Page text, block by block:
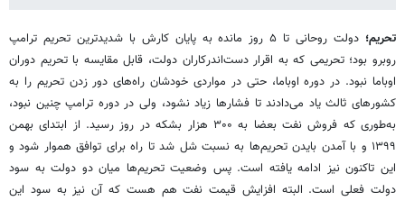
تحریم؛
دولت روحانی تا ۵ روز مانده به پایان کارش با شدیدترین تحریم ترامپ
روبرو بود؛ تحریمی که به اقرار دست‌اندرکاران دولت، قابل مقایسه با تحریم دوران
اوباما نبود. در دوره اوباما، حتی در مواردی خودشان راه‌های دور زدن تحریم را به
کشورهای ثالث یاد می‌دادند تا فشارها زیاد نشود، ولی در دوره ترامپ چنین نبود،
به‌طوری که فروش نفت بعضا به ۳۰۰ هزار بشکه در روز رسید. از ابتدای بهمن
۱۳۹۹ و با آمدن بایدن تحریم‌ها به نسبت شل شد تا راه برای توافق هموار شود و
این تاکنون نیز ادامه یافته است. پس وضعیت تحریم‌ها میان دو دولت به سود
دولت فعلی است. البته افزایش قیمت نفت هم هست که آن نیز به سود این